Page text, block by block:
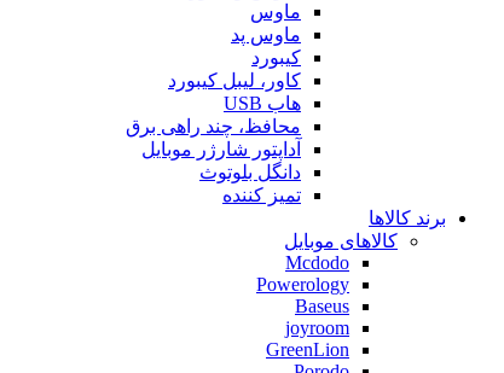
ماوس
ماوس پد
کیبورد
کاور، لیبل کیبورد
هاب USB
محافظ، چند راهی برق
آداپتور شارژر موبایل
دانگل بلوتوث
تمیز کننده
برند کالاها
کالاهای موبایل
Mcdodo
Powerology
Baseus
joyroom
GreenLion